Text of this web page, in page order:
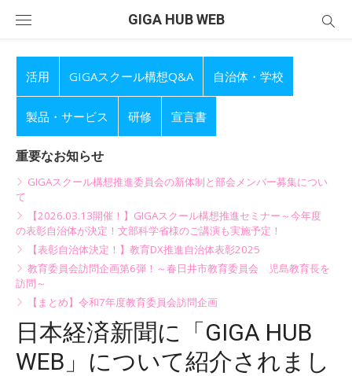
GIGA HUB WEB
活用 GIGAスクール構想Q&A 自治体・学校
製品・サービス 研修 宣言書
重要なお知らせ
GIGAスクール構想推進委員会の新体制と部会メンバー募集につい
て
【2026.03.13開催！】GIGAスクール構想推進セミナー～今年度
の表彰自治体が決定！文部科学省様のご講演も実施予定！
【表彰自治体決定！】教育DX推進自治体表彰2025
教育委員会訪問企画第6弾！～春日井市教育委員会 児島教育長を
訪問～
【まとめ】令和7年度教育委員会訪問企画
日本経済新聞に「GIGA HUB
WEB」について紹介されまし